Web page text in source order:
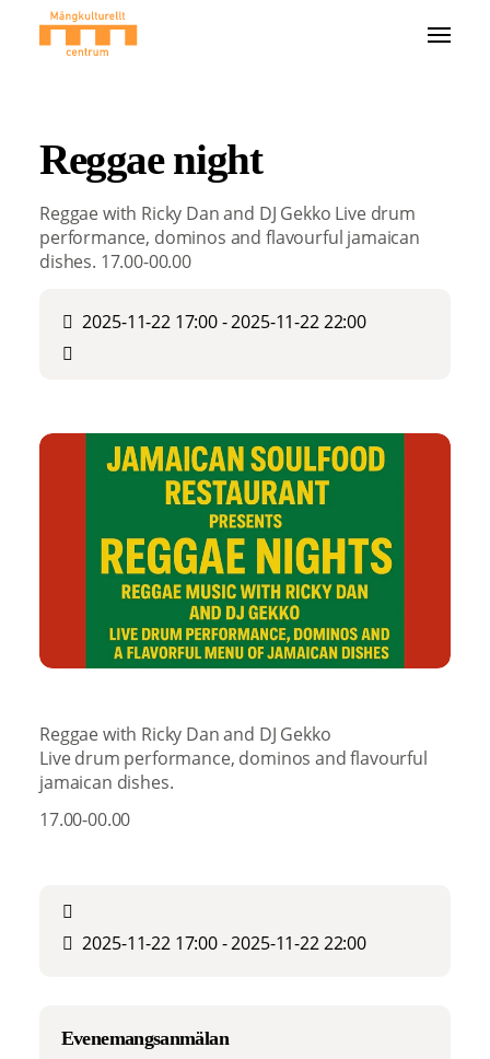
Reggae night
Reggae with Ricky Dan and DJ Gekko Live drum
performance, dominos and flavourful jamaican
dishes. 17.00-00.00
2025-11-22 17:00 - 2025-11-22 22:00
Reggae with Ricky Dan and DJ Gekko
Live drum performance, dominos and flavourful
jamaican dishes.
17.00-00.00
2025-11-22 17:00 - 2025-11-22 22:00
Evenemangsanmälan